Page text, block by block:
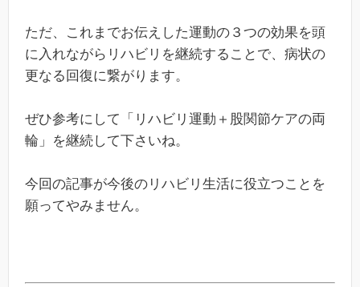
ただ、これまでお伝えした運動の３つの効果を頭
に入れながらリハビリを継続することで、病状の
更なる回復に繋がります。
ぜひ参考にして「リハビリ運動＋股関節ケアの両
輪」を継続して下さいね。
今回の記事が今後のリハビリ生活に役立つことを
願ってやみません。